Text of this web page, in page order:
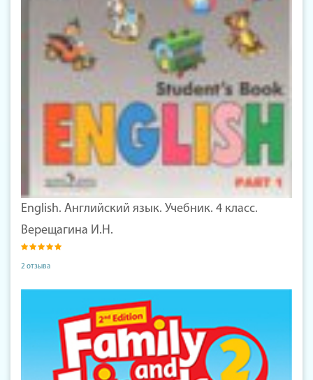
English. Английский язык. Учебник. 4 класс.
Верещагина И.Н.
2 отзыва